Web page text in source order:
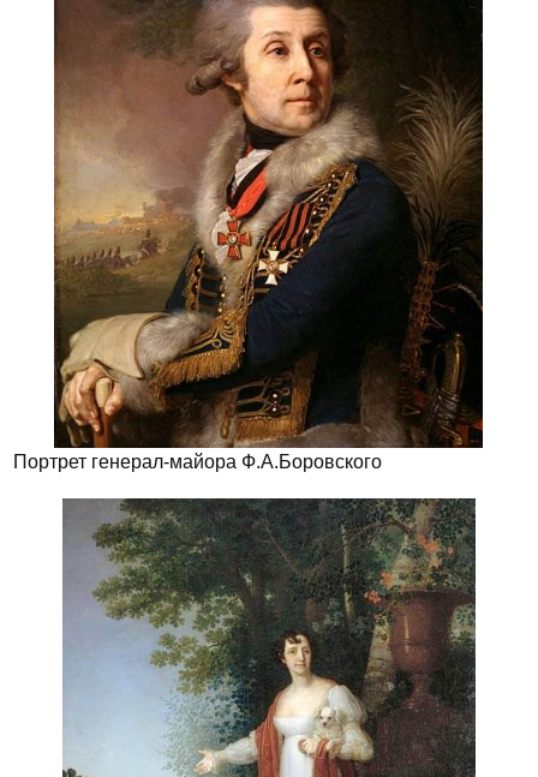
Портрет генерал-майора Ф.А.Боровского